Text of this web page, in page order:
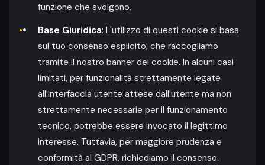
funzione che svolgono.
Base Giuridica: L'utilizzo di questi cookie si basa
sul tuo consenso esplicito, che raccogliamo
tramite il nostro banner dei cookie. In alcuni casi
limitati, per funzionalità strettamente legate
all'interfaccia utente attese dall'utente ma non
strettamente necessarie per il funzionamento
tecnico, potrebbe essere invocato il legittimo
interesse. Tuttavia, per maggiore prudenza e
conformità al GDPR, richiediamo il consenso.